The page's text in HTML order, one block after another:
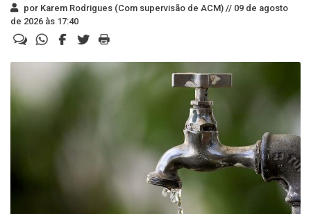
por Karem Rodrigues (Com supervisão de ACM) // 09 de agosto
de 2026 às 17:40